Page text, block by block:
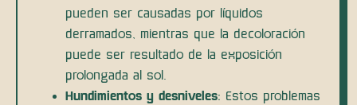
pueden ser causadas por líquidos
derramados, mientras que la decoloración
puede ser resultado de la exposición
prolongada al sol.
Hundimientos y desniveles: Estos problemas